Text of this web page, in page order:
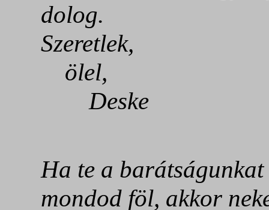
dolog.
Szeretlek,
ölel,
Deske
Ha te a
mondod föl, akkor